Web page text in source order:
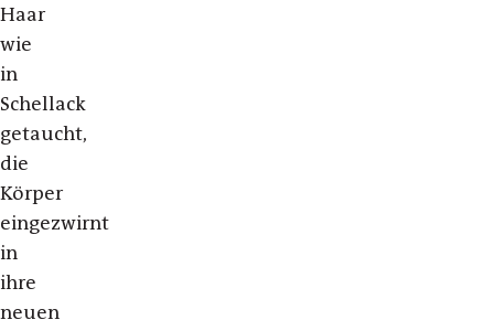
Haar
wie
in
Schellack
getaucht,
die
Körper
eingezwirnt
in
ihre
neuen